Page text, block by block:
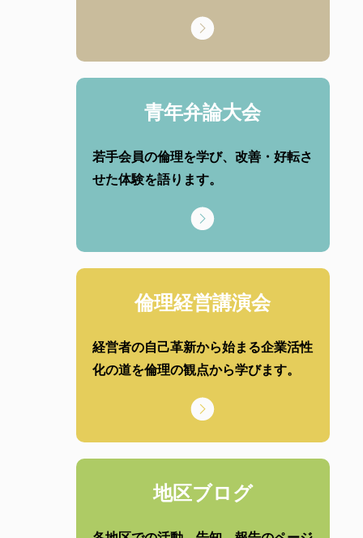
青年弁論大会
若手会員の倫理を学び、改善・好転さ
せた体験を語ります。
倫理経営講演会
経営者の自己革新から始まる企業活性
化の道を倫理の観点から学びます。
地区ブログ